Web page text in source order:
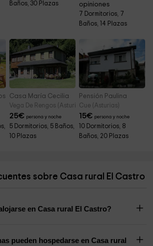
Baños, 30 Plazas
opiniones
7 Dormitorios, 7
Baños, 14 Plazas
Casa María Cecilia
Vega De Rengos (Asturias)
25€ persona y noche
5 Dormitorios, 5 Baños,
10 Plazas
Pensión Paulina
Cue (Asturias)
15€ persona y noche
10 Dormitorios, 8
Baños, 20 Plazas
sobre Casa rural El Castro
en Casa rural El Castro?
pueden hospedarse en Casa rural